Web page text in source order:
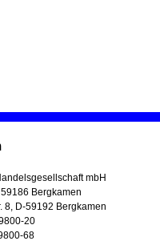
mbH
Bergkamen
8, D-59192 Bergkamen
20
68